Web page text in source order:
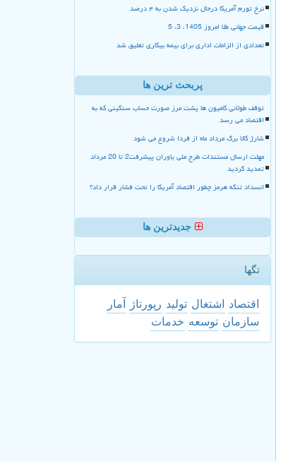
نرخ تورم آمریکا درحال نزدیک شدن به ۴ درصد
قیمت جهانی طلا امروز 1405، 3، 5
تعدادی از الزامات اداری برای بیمه بیکاری تعلیق شد
پربحث ترین ها
توقف طولانی کامیون ها پشت مرز صورت حساب سنگینی که به
اقتصاد می رسد
شارژ کالا برگ مرداد ماه از فردا شروع می شود
مهلت ارسال مستندات طرح ملی یاوران پیشرفت2 تا 20 مرداد
تمدید گردید
انسداد تنگه هرمز چطور اقتصاد آمریکا را تحت فشار قرار داد؟
جدیدترین ها
تگها
اقتصاد اشتغال تولید رپورتاژ
آمار
سازمان توسعه خدمات